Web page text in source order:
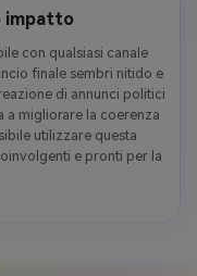
impatto
con qualsiasi canale
finale sembri nitido e
di annunci politici
a migliorare la coerenza
utilizzare questa
e pronti per la